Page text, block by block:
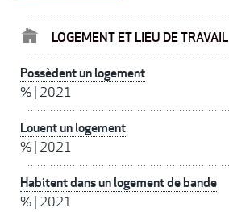
LOGEMENT ET LIEU DE TRAVAIL
Possèdent un logement
% 2021
Louent un logement
% 2021
Habitent dans un logement de bande
% 2021